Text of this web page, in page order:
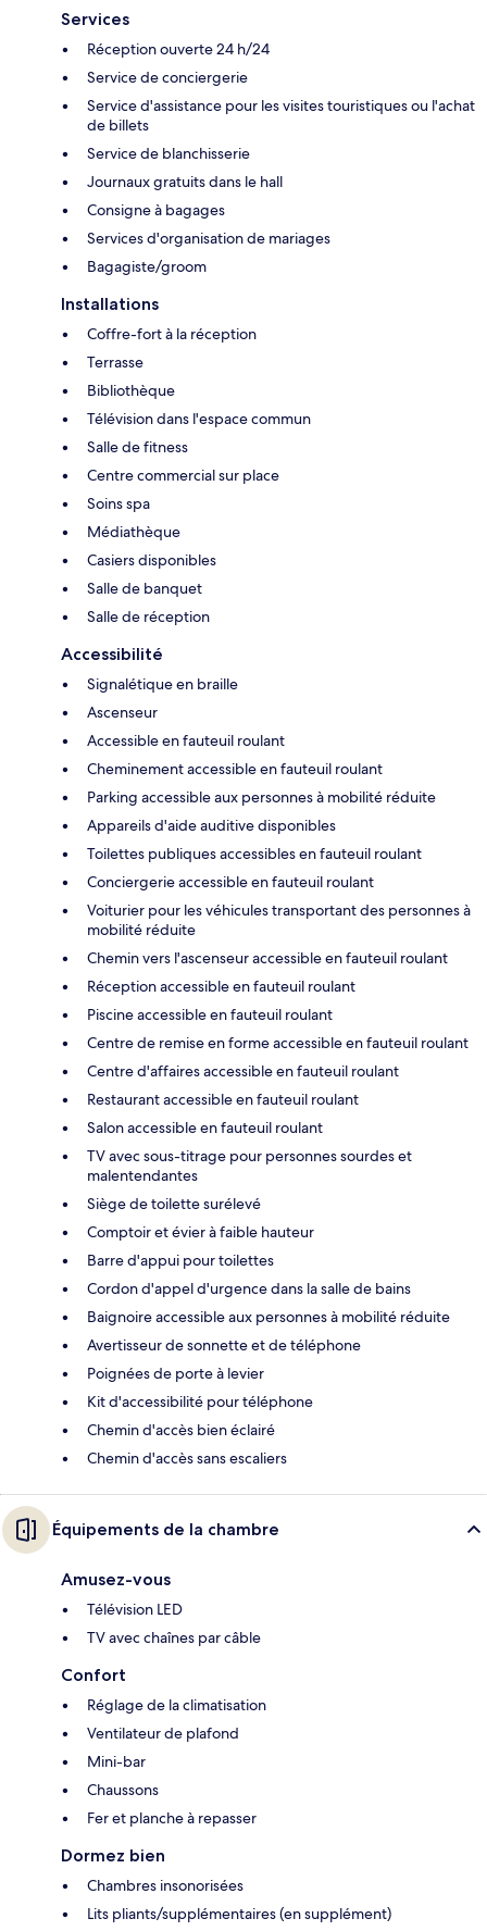
Services
Réception ouverte 24 h/24
Service de conciergerie
Service d'assistance pour les visites touristiques ou l'achat
de billets
Service de blanchisserie
Journaux gratuits dans le hall
Consigne à bagages
Services d'organisation de mariages
Bagagiste/groom
Installations
Coffre-fort à la réception
Terrasse
Bibliothèque
Télévision dans l'espace commun
Salle de fitness
Centre commercial sur place
Soins spa
Médiathèque
Casiers disponibles
Salle de banquet
Salle de réception
Accessibilité
Signalétique en braille
Ascenseur
Accessible en fauteuil roulant
Cheminement accessible en fauteuil roulant
Parking accessible aux personnes à mobilité réduite
Appareils d'aide auditive disponibles
Toilettes publiques accessibles en fauteuil roulant
Conciergerie accessible en fauteuil roulant
Voiturier pour les véhicules transportant des personnes à
mobilité réduite
Chemin vers l'ascenseur accessible en fauteuil roulant
Réception accessible en fauteuil roulant
Piscine accessible en fauteuil roulant
Centre de remise en forme accessible en fauteuil roulant
Centre d'affaires accessible en fauteuil roulant
Restaurant accessible en fauteuil roulant
Salon accessible en fauteuil roulant
TV avec sous-titrage pour personnes sourdes et
malentendantes
Siège de toilette surélevé
Comptoir et évier à faible hauteur
Barre d'appui pour toilettes
Cordon d'appel d'urgence dans la salle de bains
Baignoire accessible aux personnes à mobilité réduite
Avertisseur de sonnette et de téléphone
Poignées de porte à levier
Kit d'accessibilité pour téléphone
Chemin d'accès bien éclairé
Chemin d'accès sans escaliers
Équipements de la chambre
Amusez-vous
Télévision LED
TV avec chaînes par câble
Confort
Réglage de la climatisation
Ventilateur de plafond
Mini-bar
Chaussons
Fer et planche à repasser
Dormez bien
Chambres insonorisées
Lits pliants/supplémentaires (en supplément)